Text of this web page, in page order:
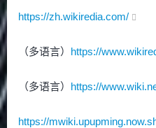
https://zh.wikiredia.com/
（多语言） https://
（多语言） https://
https://